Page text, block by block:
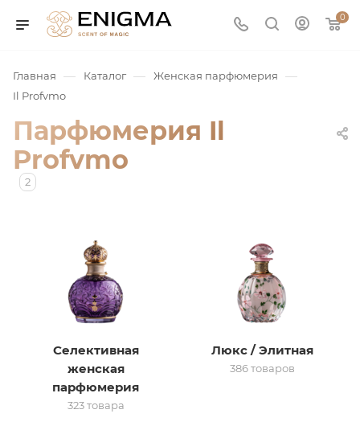
0
Главная — Каталог — Женская парфюмерия —
Il Profvmo
Парфюмерия Il
Profvmo
2
Селективная
женская
парфюмерия
323 товара
Люкс / Элитная
386 товаров